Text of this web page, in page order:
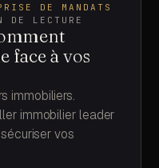
DE MANDATS
DE LECTURE
face à vos
immobiliers.
immobilier leader
vos